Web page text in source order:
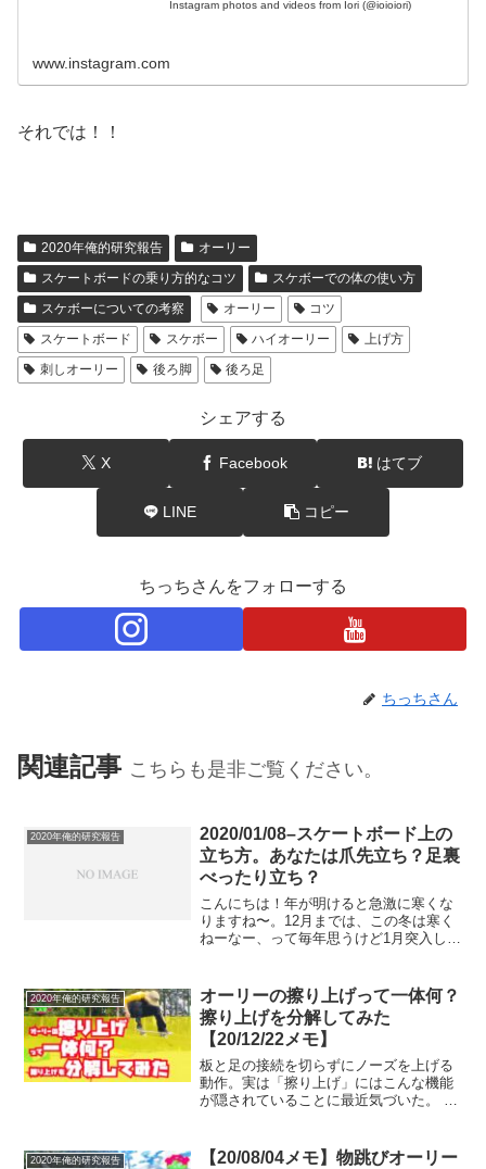
Instagram photos and videos from Iori (@ioioiori)
www.instagram.com
それでは！！
2020年俺的研究報告
オーリー
スケートボードの乗り方的なコツ
スケボーでの体の使い方
スケボーについての考察
オーリー
コツ
スケートボード
スケボー ハイオーリー
上げ方
刺しオーリー
後ろ脚 後ろ足
シェアする
X Facebook はてブ
LINE コピー
ちっちさんをフォローする
ちっちさん
関連記事 こちらも是非ご覧ください。
2020年俺的研究報告
2020/01/08–スケートボード上の
立ち方。あなたは爪先立ち？足裏
べったり立ち？
こんにちは！年が明けると急激に寒くな
りますね〜。12月までは、この冬は寒く
ねーなー、って毎年思うけど1月突入した
うと気が重いですね！(´・∀・｀)さて！年
末最後の記事...
2020年俺的研究報告
オーリーの擦り上げって一体何？
擦り上げを分解してみた
【20/12/22メモ】
板と足の接続を切らずにノーズを上げる
動作。実は「擦り上げ」にはこんな機能
が隠されていることに最近気づいた。 ま
寝かせる」ことだと気づいた。
2020年俺的研究報告
【20/08/04メモ】物跳びオーリー